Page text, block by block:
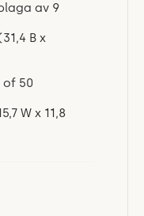
av 9
B x
of 50
W x 11,8